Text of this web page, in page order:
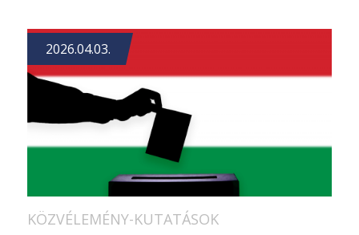
2026.04.03.
KÖZVÉLEMÉNY-KUTATÁSOK